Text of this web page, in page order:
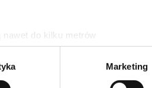
do kilku metrów
zbiory danych (fingerprinting, czyli
ustaw własne preferencje wsekcji
Marketing